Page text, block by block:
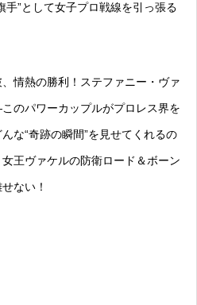
手”として女子プロ戦線を引っ張る
情熱の勝利！ステファニー・ヴァ
のパワーカップルがプロレス界を
な“奇跡の瞬間”を見せてくれるの
王ヴァケルの防衛ロード＆ボーン
ない！